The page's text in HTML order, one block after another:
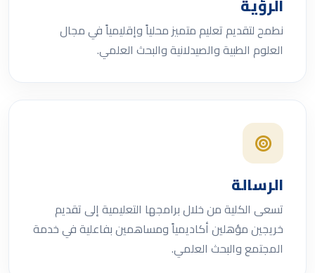
الرؤية
نطمح لتقديم تعليم متميز محلياً وإقليمياً في مجال
العلوم الطبية والصيدلانية والبحث العلمي.
الرسالة
تسعى الكلية من خلال برامجها التعليمية إلى تقديم
خريجين مؤهلين أكاديمياً ومساهمين بفاعلية في خدمة
المجتمع والبحث العلمي.